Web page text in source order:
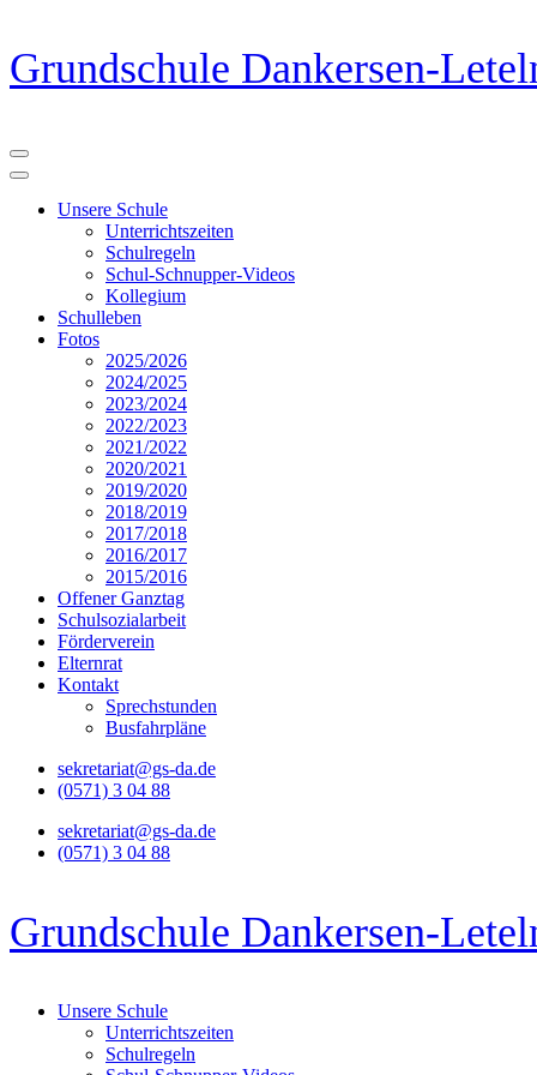
Zum
Inhalt
springen
Grundschule Dankersen-
Unsere Schule
Unterrichtszeiten
Schulregeln
Schul-Schnupper-Videos
Kollegium
Schulleben
Fotos
2025/2026
2024/2025
2023/2024
2022/2023
2021/2022
2020/2021
2019/2020
2018/2019
2017/2018
2016/2017
2015/2016
Offener Ganztag
Schulsozialarbeit
Förderverein
Elternrat
Kontakt
Sprechstunden
Busfahrpläne
sekretariat@gs-da.de
(0571) 3 04 88
sekretariat@gs-da.de
(0571) 3 04 88
Grundschule Dankersen-
Unsere Schule
Unterrichtszeiten
Schulregeln